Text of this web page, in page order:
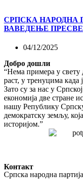
СРПСКА НАРОДНА
ВАВЕДЕЊЕ
04/12/2025
Добро дошли
“Нема примера у свету
раст, у тренуцима када
Зато су за нас у
економија две стране
нашу Републику
демократску земљу,
историјом.”
Контакт
Српска народна партија